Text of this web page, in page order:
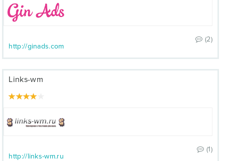
(2)
http://ginads.com
Links-wm
(1)
http://links-wm.ru